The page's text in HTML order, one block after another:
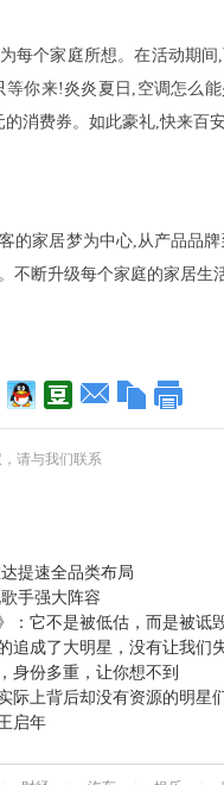
每个家庭所想。在活动期
你来!炎炎夏日,空调怎么
的消费券。如此豪礼,快来百
的家居梦为中心,从产品品
不断升级每个家庭的家居生
请与我们联系
提速全品类布局
手强大阵容
：它不是被低估，而是被诋
追成了大明星，没有让我们
身份多重，让你想不到
际上背后却没有资源的明星
启年